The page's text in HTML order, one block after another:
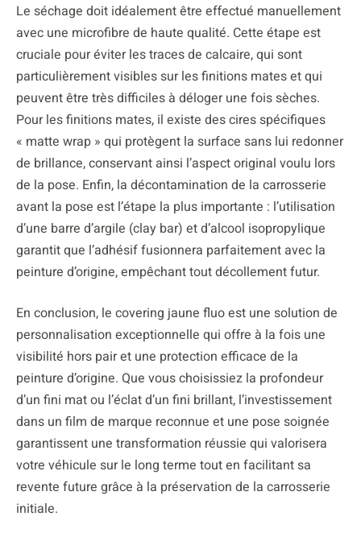
Le séchage doit idéalement être effectué manuellement
avec une microfibre de haute qualité. Cette étape est
cruciale pour éviter les traces de calcaire, qui sont
particulièrement visibles sur les finitions mates et qui
peuvent être très difficiles à déloger une fois sèches.
Pour les finitions mates, il existe des cires spécifiques
« matte wrap » qui protègent la surface sans lui redonner
de brillance, conservant ainsi l’aspect original voulu lors
de la pose. Enfin, la décontamination de la carrosserie
avant la pose est l’étape la plus importante : l’utilisation
d’une barre d’argile (clay bar) et d’alcool isopropylique
garantit que l’adhésif fusionnera parfaitement avec la
peinture d’origine, empêchant tout décollement futur.
En conclusion, le covering jaune fluo est une solution de
personnalisation exceptionnelle qui offre à la fois une
visibilité hors pair et une protection efficace de la
peinture d’origine. Que vous choisissiez la profondeur
d’un fini mat ou l’éclat d’un fini brillant, l’investissement
dans un film de marque reconnue et une pose soignée
garantissent une transformation réussie qui valorisera
votre véhicule sur le long terme tout en facilitant sa
revente future grâce à la préservation de la carrosserie
initiale.